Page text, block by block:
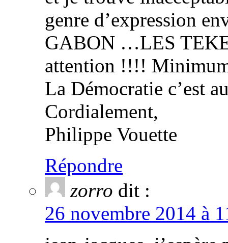
genre d’expression
GABON …LES
attention !!!!
La Démocratie c’est
Cordialement,
Philippe Vouette
Répondre
zorro dit :
26 novembre 2014 à